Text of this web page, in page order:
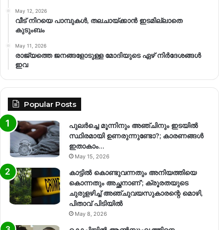
May 12, 2026
വീട് നിറയെ പാമ്പുകൾ, തലചായ്ക്കാൻ ഇടമില്ലാതെ
കുടുംബം
May 11, 2026
രാജ്യത്തെ ജനങ്ങളോടുള്ള മോദിയുടെ ഏഴ് നിര്‍ദേശങ്ങള്‍
ഇവ
Popular Posts
പുലർച്ചെ മൂന്നിനും അഞ്ചിനും ഇടയിൽ
സ്ഥിരമായി ഉണരുന്നുണ്ടോ?; കാരണങ്ങള്‍
ഇതാകാം…
May 15, 2026
കാട്ടിൽ കൊണ്ടുവന്നതും അനിയത്തിയെ
കൊന്നതും അച്ഛനാണ്’; ക്രൂരതയുടെ
ചുരുളഴിച്ച് അഞ്ചുവയസുകാരന്റെ മൊഴി,
പിതാവ് പിടിയിൽ
May 8, 2026